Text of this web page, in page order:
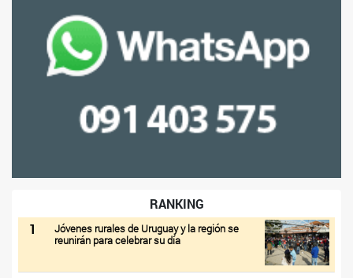
RANKING
1
Jóvenes rurales de Uruguay y la región se
reunirán para celebrar su día